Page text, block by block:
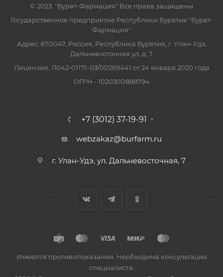
© 2023. "Бурят-Фармация" Все права защищены
Государственное предприятие Республики Бурятия "Бурят-
Фармация"
Адрес: 670047, Россия, Республика Бурятия, г. Улан-Удэ,
Дальневосточная ул, д. 7
Лицензия: Л042-01171-03/00269441 от 24 января 2020 года
ОГРН - 1020300888794
+7 (3012) 37-19-91
webzakaz@burfarm.ru
г. Улан-Удэ, ул. Дальневосточная, 7
Имеются противопоказания. Необходима консультация
специалиста.